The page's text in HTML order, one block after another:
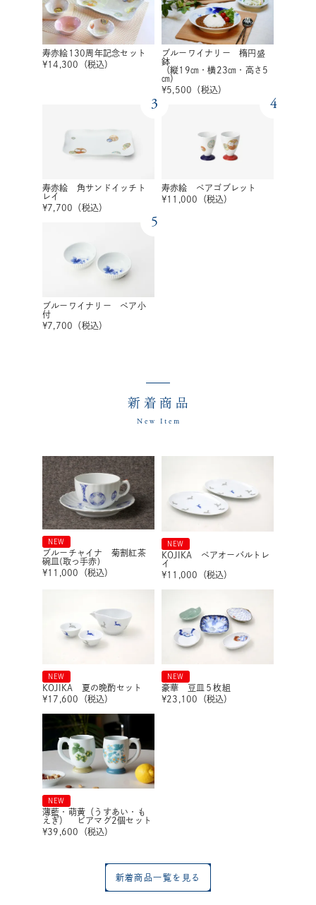
寿赤絵130周年記念セット
¥14,300 （税込）
ブルーワイナリー 楕円盛
鉢
（縦19㎝・横23㎝・高さ5
㎝）
¥5,500 （税込）
3
寿赤絵 角サンドイッチト
レイ
¥7,700 （税込）
4
寿赤絵 ペアゴブレット
¥11,000 （税込）
5
ブルーワイナリー ペア小
付
¥7,700 （税込）
新着商品
New Item
NEW
ブルーチャイナ 菊割紅茶
碗皿(取っ手赤)
¥11,000 （税込）
NEW
KOJIKA ペアオーバルトレ
イ
¥11,000 （税込）
NEW
KOJIKA 夏の晩酌セット
¥17,600 （税込）
NEW
豪華 豆皿５枚組
¥23,100 （税込）
NEW
薄藍・萌黄（うすあい・も
えぎ） ビアマグ2個セット
¥39,600 （税込）
新着商品一覧を見る